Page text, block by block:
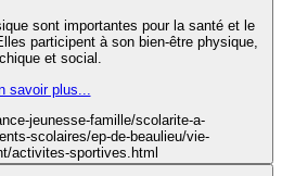
sont importantes pour la santé et le
participent à son bien-être physique,
et social.
savoir plus...
jeunesse-famille/scolarite-a-
scolaires/ep-de-beaulieu/vie-
activites-sportives.html